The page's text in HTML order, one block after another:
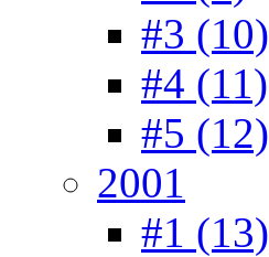
#3 (10)
#4 (11)
#5 (12)
2001
#1 (13)